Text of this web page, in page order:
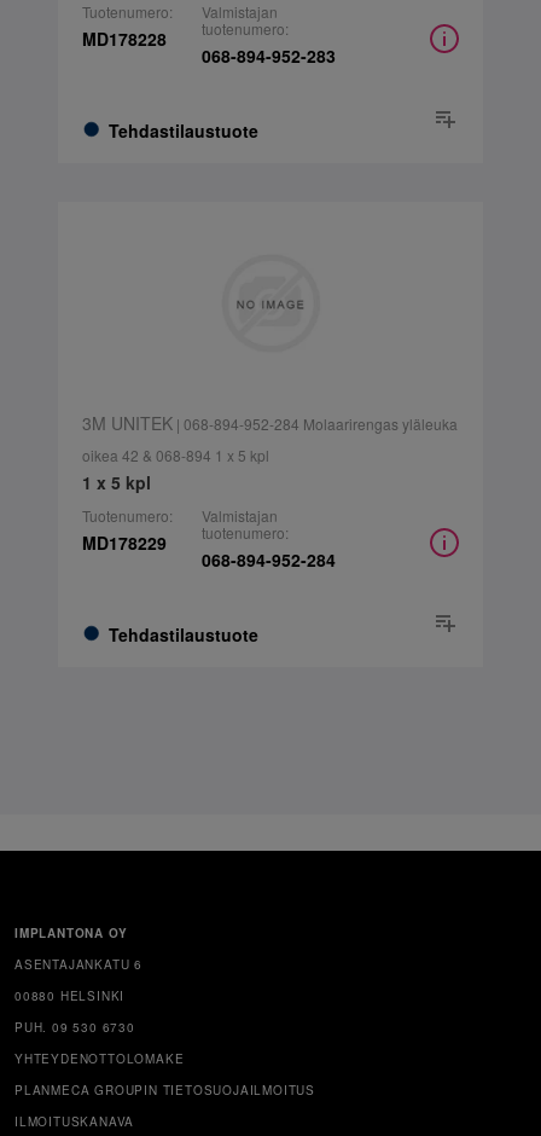
Tuotenumero:
MD178228
Tehdastilaustuote
Valmistajan
tuotenumero:
068-894-952-283
3M UNITEK| 068-894-952-284 Molaarirengas yläleuka
oikea 42 & 068-894 1 x 5 kpl
1 x 5 kpl
Tuotenumero:
MD178229
Tehdastilaustuote
Valmistajan
tuotenumero:
068-894-952-284
IMPLANTONA OY
ASENTAJANKATU 6
00880 HELSINKI
PUH. 09 530 6730
YHTEYDENOTTOLOMAKE
PLANMECA GROUPIN TIETOSUOJAILMOITUS
ILMOITUSKANAVA